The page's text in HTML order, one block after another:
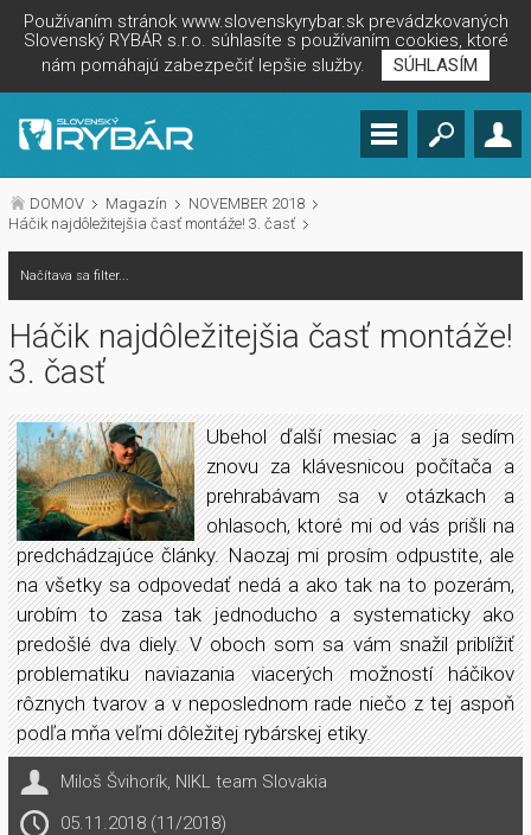
Používaním stránok www.slovenskyrybar.sk prevádzkovaných
Slovenský RYBÁR s.r.o. súhlasíte s používaním cookies, ktoré
nám pomáhajú zabezpečiť lepšie služby.
SÚHLASÍM
DOMOV Magazín
NOVEMBER 2018
Háčik najdôležitejšia časť montáže! 3. časť
Načítava sa filter...
Háčik najdôležitejšia časť montáže!
3. časť
Ubehol ďalší mesiac a ja sedím
znovu za klávesnicou počítača a
prehrabávam sa v otázkach a
ohlasoch, ktoré mi od vás prišli na
predchádzajúce články. Naozaj mi prosím odpustite, ale
na všetky sa odpovedať nedá a ako tak na to pozerám,
urobím to zasa tak jednoducho a systematicky ako
predošlé dva diely. V oboch som sa vám snažil priblížiť
problematiku naviazania viacerých možností háčikov
rôznych tvarov a v neposlednom rade niečo z tej aspoň
podľa mňa veľmi dôležitej rybárskej etiky.
Miloš Švihorík, NIKL team Slovakia
05.11.2018 (11/2018)